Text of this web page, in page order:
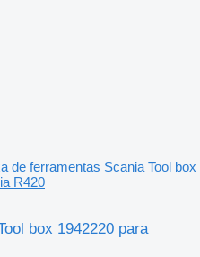
de ferramentas Scania Tool box
R420
box 1942220 para